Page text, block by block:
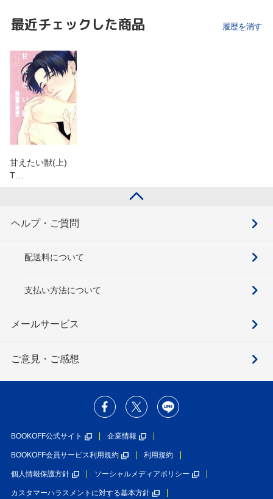
最近チェックした商品 履歴を消す
甘えたい獣(上)
T…
ヘルプ・ご質問
配送料について
支払い方法について
メールサービス
ご意見・ご感想
BOOKOFF公式サイト 企業情報
BOOKOFF会員サービス利用規約 利用規約
個人情報保護方針 ソーシャルメディアポリシー
カスタマーハラスメントに対する基本方針